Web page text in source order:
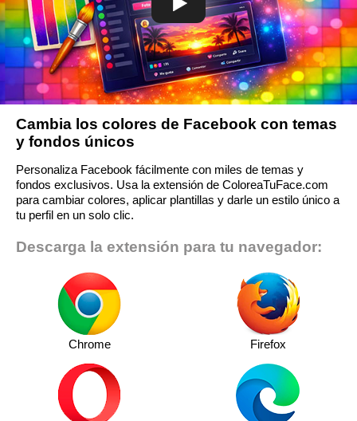
Cambia los colores de Facebook con temas
y fondos únicos
Personaliza Facebook fácilmente con miles de temas y
fondos exclusivos. Usa la extensión de ColoreaTuFace.com
para cambiar colores, aplicar plantillas y darle un estilo único a
tu perfil en un solo clic.
Descarga la extensión para tu navegador:
Chrome Firefox